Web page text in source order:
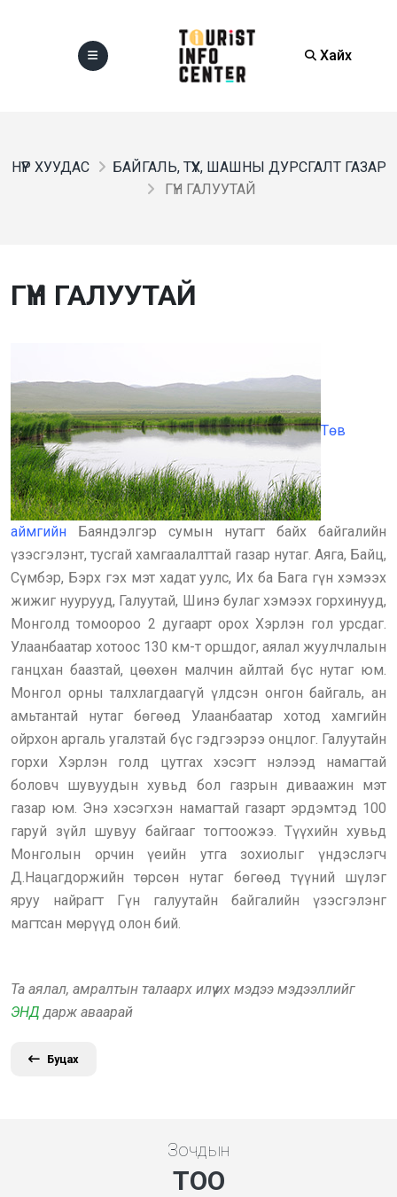
Хайх
НҮҮР ХУУДАС
БАЙГАЛЬ, ТҮҮХ, ШАШНЫ ДУРСГАЛТ ГАЗАР
ГҮН ГАЛУУТАЙ
ГҮН ГАЛУУТАЙ
Төв
аймгийн Баяндэлгэр сумын нутагт байх байгалийн
үзэсгэлэнт, тусгай хамгаалалттай газар нутаг. Аяга, Байц,
Сүмбэр, Бэрх гэх мэт хадат уулс, Их ба Бага гүн хэмээх
жижиг нуурууд, Галуутай, Шинэ булаг хэмээх горхинууд,
Монголд томоороо 2 дугаарт орох Хэрлэн гол урсдаг.
Улаанбаатар хотоос 130 км-т оршдог, аялал жуулчлалын
ганцхан баазтай, цөөхөн малчин айлтай бүс нутаг юм.
Монгол орны талхлагдаагүй үлдсэн онгон байгаль, ан
амьтантай нутаг бөгөөд Улаанбаатар хотод хамгийн
ойрхон аргаль угалзтай бүс гэдгээрээ онцлог. Галуутайн
горхи Хэрлэн голд цутгах хэсэгт нэлээд намагтай
боловч шувуудын хувьд бол газрын диваажин мэт
газар юм. Энэ хэсэгхэн намагтай газарт эрдэмтэд 100
гаруй зүйл шувуу байгааг тогтоожээ. Түүхийн хувьд
Монголын орчин үеийн утга зохиолыг үндэслэгч
Д.Нацагдоржийн төрсөн нутаг бөгөөд түүний шүлэг
яруу найрагт Гүн галуутайн байгалийн үзэсгэлэнг
магтсан мөрүүд олон бий.
Та аялал, амралтын талаарх илүү их мэдээ мэдээллийг
ЭНД дарж аваарай
Буцах
Зочдын
ТОО